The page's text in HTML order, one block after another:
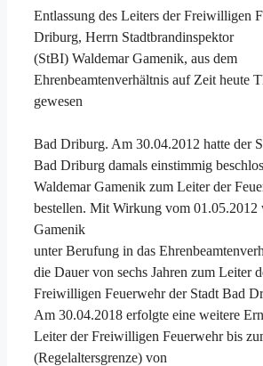
Entlassung des Leiters der Freiwilligen
Driburg, Herrn Stadtbrandinspektor
(StBI) Waldemar Gamenik, aus dem
Ehrenbeamtenverhältnis auf Zeit heute
gewesen
Bad Driburg. Am 30.04.2012 hatte der
Bad Driburg damals einstimmig
Waldemar Gamenik zum Leiter der
bestellen. Mit Wirkung vom 01.05.2012
Gamenik
unter Berufung in das
die Dauer von sechs Jahren zum Leiter
Freiwilligen Feuerwehr der Stadt Bad
Am 30.04.2018 erfolgte eine weitere
Leiter der Freiwilligen Feuerwehr bis
(Regelaltersgrenze) von